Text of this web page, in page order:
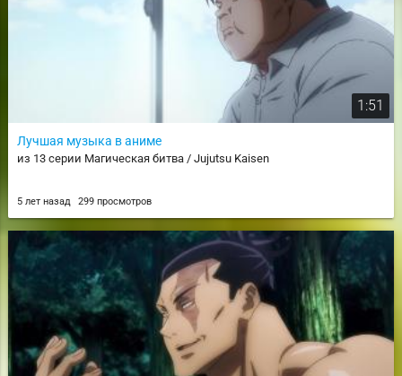
1:51
Лучшая музыка в аниме
из 13 серии Магическая битва / Jujutsu Kaisen
5 лет назад 299 просмотров